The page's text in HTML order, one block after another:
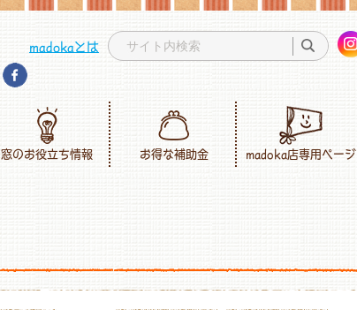
madokaとは
窓のお役立ち情報 お得な補助金 madoka店専用ページ